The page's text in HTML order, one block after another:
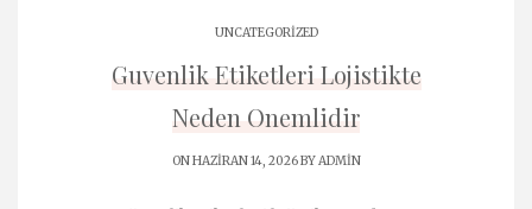
UNCATEGORIZED
Guvenlik Etiketleri Lojistikte
Neden Onemlidir
ON HAZIRAN 14, 2026 BYADMIN